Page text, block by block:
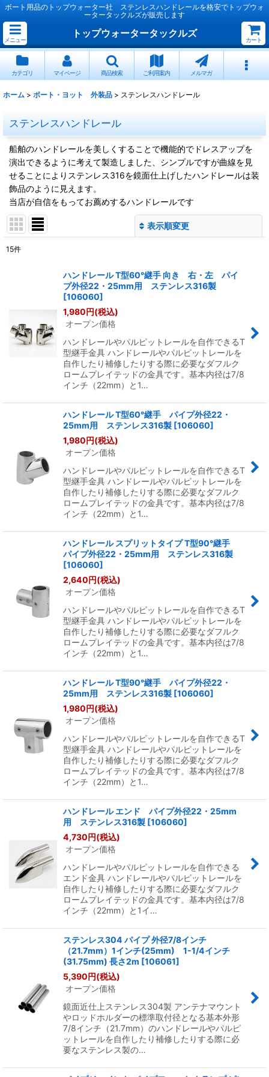
ボート用品のトップウォーター社 ステンレスハンドレールを格安でトップウォ
ータータックルズが販売します
メニュー
トップウォータータックルズ
カート
カテゴリ マイページ 商品検索 ご利用案内 メルマガ
ホーム > ボート・ヨット 外装品 > ステンレスハンドレール
ステンレスハンドレール
船舶のハンドレールを美しくすることで機能的でドレスアップを
演出できるように考えて製造しました、シンプルですが曲線を見
せることによりステンレス316を鏡面仕上げしたハンドレールは装
飾品のように見えます。
当店が自信をもってお薦めするハンドレールです
表示順変更
15件
ハンドレール T型60°継手 向き 右・左 パイ
プ外径22・25mm用 ステンレス316製
[106060]
1,980円(税込)
オープン価格
ハンドレールやパルピットレールを自作できるT
型継手金具 ハンドレールやパルピットレールを
自作したり補修したりする際に必要なダフルク
ロームプレイテッドの金具です。基本内径は7/8
インチ（22mm）と1…
ハンドレール T型60°継手 パイプ外径22・
25mm用 ステンレス316製 [106060]
1,980円(税込)
オープン価格
ハンドレールやパルピットレールを自作できるT
型継手金具 ハンドレールやパルピットレールを
自作したり補修したりする際に必要なダフルク
ロームプレイテッドの金具です。基本内径は7/8
インチ（22mm）と1…
ハンドレール スプリットタイプ T型90°継手
パイプ外径22・25mm用 ステンレス316製
[106060]
2,640円(税込)
オープン価格
ハンドレールやパルピットレールを自作できるT
型継手金具 ハンドレールやパルピットレールを
自作したり補修したりする際に必要なダフルク
ロームプレイテッドの金具です。基本内径は7/8
インチ（22mm）と1…
ハンドレール T型90°継手 パイプ外径22・
25mm用 ステンレス316製 [106060]
1,980円(税込)
オープン価格
ハンドレールやパルピットレールを自作できるT
型継手金具 ハンドレールやパルピットレールを
自作したり補修したりする際に必要なダフルク
ロームプレイテッドの金具です。基本内径は7/8
インチ（22mm）と1…
ハンドレール エンド パイプ外径22・25mm
用 ステンレス316製 [106060]
4,730円(税込)
オープン価格
ハンドレールやパルピットレールを自作できる
エンド金具 ハンドレールやパルピットレールを
自作したり補修したりする際に必要なダフルク
ロームプレイテッドの金具です。基本内径は7/8
インチ（22mm）と1イ…
ステンレス304 パイプ 外径7/8インチ
（21.7mm）1インチ(25mm) 1-1/4インチ
(31.75mm) 長さ2m [106061]
5,390円(税込)
オープン価格
鏡面近仕上ステンレス304製 アンテナマウント
やロッドホルダーの標準取付径となる基本外形
7/8インチ（21.7mm）のハンドレールやパルピ
ットレールを自作したり補修したりする際に必
要なステンレス製の…